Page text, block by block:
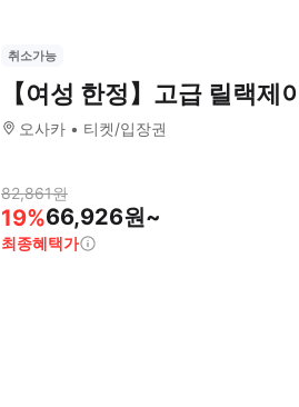
취소가능
【여성 한정】고급 릴랙제
오사카 티켓/입장권
82,861원
19%66,926원~
최종혜택가